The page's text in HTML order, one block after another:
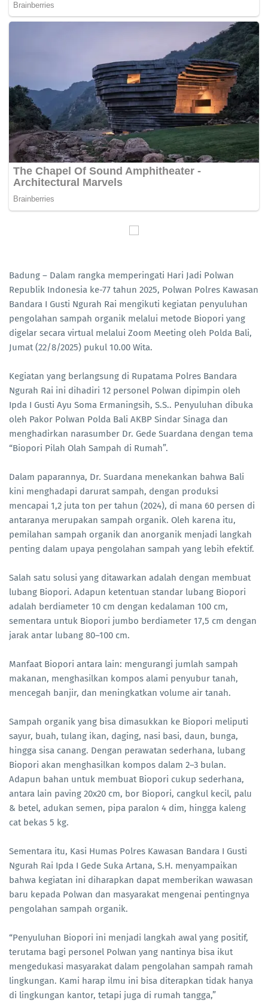
Badung – Dalam rangka memperingati Hari Jadi Polwan
Republik Indonesia ke-77 tahun 2025, Polwan Polres Kawasan
Bandara I Gusti Ngurah Rai mengikuti kegiatan penyuluhan
pengolahan sampah organik melalui metode Biopori yang
digelar secara virtual melalui Zoom Meeting oleh Polda Bali,
Jumat (22/8/2025) pukul 10.00 Wita.
Kegiatan yang berlangsung di Rupatama Polres Bandara
Ngurah Rai ini dihadiri 12 personel Polwan dipimpin oleh
Ipda I Gusti Ayu Soma Ermaningsih, S.S.. Penyuluhan dibuka
oleh Pakor Polwan Polda Bali AKBP Sindar Sinaga dan
menghadirkan narasumber Dr. Gede Suardana dengan tema
“Biopori Pilah Olah Sampah di Rumah”.
Dalam paparannya, Dr. Suardana menekankan bahwa Bali
kini menghadapi darurat sampah, dengan produksi
mencapai 1,2 juta ton per tahun (2024), di mana 60 persen di
antaranya merupakan sampah organik. Oleh karena itu,
pemilahan sampah organik dan anorganik menjadi langkah
penting dalam upaya pengolahan sampah yang lebih efektif.
Salah satu solusi yang ditawarkan adalah dengan membuat
lubang Biopori. Adapun ketentuan standar lubang Biopori
adalah berdiameter 10 cm dengan kedalaman 100 cm,
sementara untuk Biopori jumbo berdiameter 17,5 cm dengan
jarak antar lubang 80–100 cm.
Manfaat Biopori antara lain: mengurangi jumlah sampah
makanan, menghasilkan kompos alami penyubur tanah,
mencegah banjir, dan meningkatkan volume air tanah.
Sampah organik yang bisa dimasukkan ke Biopori meliputi
sayur, buah, tulang ikan, daging, nasi basi, daun, bunga,
hingga sisa canang. Dengan perawatan sederhana, lubang
Biopori akan menghasilkan kompos dalam 2–3 bulan.
Adapun bahan untuk membuat Biopori cukup sederhana,
antara lain paving 20x20 cm, bor Biopori, cangkul kecil, palu
& betel, adukan semen, pipa paralon 4 dim, hingga kaleng
cat bekas 5 kg.
Sementara itu, Kasi Humas Polres Kawasan Bandara I Gusti
Ngurah Rai Ipda I Gede Suka Artana, S.H. menyampaikan
bahwa kegiatan ini diharapkan dapat memberikan wawasan
baru kepada Polwan dan masyarakat mengenai pentingnya
pengolahan sampah organik.
“Penyuluhan Biopori ini menjadi langkah awal yang positif,
terutama bagi personel Polwan yang nantinya bisa ikut
mengedukasi masyarakat dalam pengolahan sampah ramah
lingkungan. Kami harap ilmu ini bisa diterapkan tidak hanya
di lingkungan kantor, tetapi juga di rumah tangga,”